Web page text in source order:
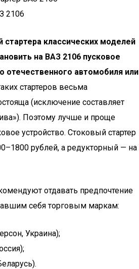
2106
стартера классических моделей
на ВАЗ 2106 пусковое
отечественного автомобиля или
стартеров весьма
(исключение составляет
Поэтому лучше и проще
устройство. Стоковый стартер
рублей, а редукторный — на
отдавать предпочтение
себя торговым маркам:
Украина);